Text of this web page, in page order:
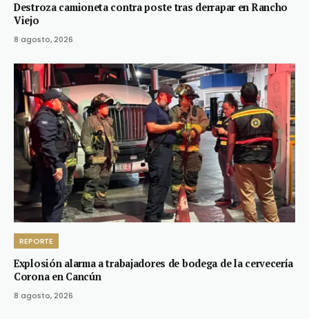
Destroza camioneta contra poste tras derrapar en Rancho
Viejo
8 agosto, 2026
REPORTE
Explosión alarma a trabajadores de bodega de la cervecería
Corona en Cancún
8 agosto, 2026